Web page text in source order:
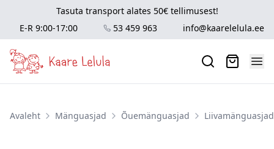
Tasuta transport alates 50€ tellimusest!
E-R 9:00-17:00
53 459 963 info@kaarelelula.ee
Avaleht Mänguasjad Õuemänguasjad Liivamänguasjad